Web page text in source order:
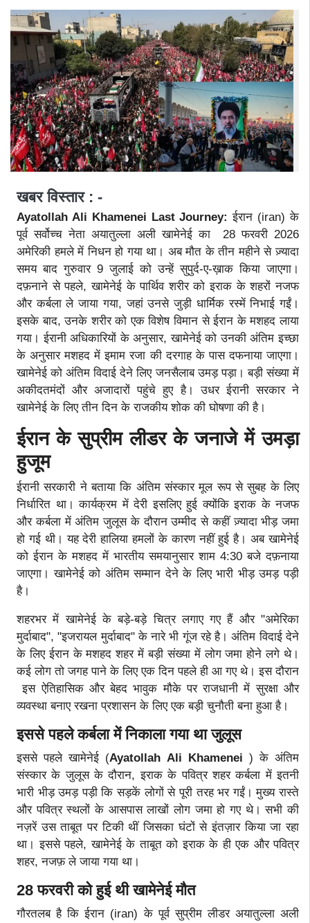
खबर विस्तार : -
Ayatollah Ali Khamenei Last Journey:ईरान (iran) के
पूर्व सर्वोच्च नेता अयातुल्ला अली खामेनेई का 28 फरवरी 2026
अमेरिकी हमले में निधन हो गया था। अब मौत के तीन महीने से ज़्यादा
समय बाद गुरुवार 9 जुलाई को उन्हें सुपुर्द-ए-ख़ाक किया जाएगा।
दफ़नाने से पहले, खामेनेई के पार्थिव शरीर को इराक के शहरों नजफ
और कर्बला ले जाया गया, जहां उनसे जुड़ी धार्मिक रस्में निभाई गईं।
इसके बाद, उनके शरीर को एक विशेष विमान से ईरान के मशहद लाया
गया। ईरानी अधिकारियों के अनुसार, खामेनेई को उनकी अंतिम इच्छा
के अनुसार मशहद में इमाम रजा की दरगाह के पास दफनाया जाएगा।
खामेनेई को अंतिम विदाई देने लिए जनसैलाब उमड़ पड़ा। बड़ी संख्या में
अकीदतमंदों और अजादारों पहुंचे हुए है। उधर ईरानी सरकार ने
खामेनेई के लिए तीन दिन के राजकीय शोक की घोषणा की है।
ईरान के सुप्रीम लीडर के जनाजे में उमड़ा
हुजूम
ईरानी सरकारी ने बताया कि अंतिम संस्कार मूल रूप से सुबह के लिए
निर्धारित था। कार्यक्रम में देरी इसलिए हुई क्योंकि इराक के नजफ
और कर्बला में अंतिम जुलूस के दौरान उम्मीद से कहीं ज़्यादा भीड़ जमा
हो गई थी। यह देरी हालिया हमलों के कारण नहीं हुई है। अब खामेनेई
को ईरान के मशहद में भारतीय समयानुसार शाम 4:30 बजे दफ़नाया
जाएगा। खामेनेई को अंतिम सम्मान देने के लिए भारी भीड़ उमड़ पड़ी
है।
शहरभर में खामेनेई के बड़े-बड़े चित्र लगाए गए हैं और "अमेरिका
मुर्दाबाद", "इजरायल मुर्दाबाद" के नारे भी गूंज रहे है। अंतिम विदाई देने
के लिए ईरान के मशहद शहर में बड़ी संख्या में लोग जमा होने लगे थे।
कई लोग तो जगह पाने के लिए एक दिन पहले ही आ गए थे। इस दौरान
इस ऐतिहासिक और बेहद भावुक मौके पर राजधानी में सुरक्षा और
व्यवस्था बनाए रखना प्रशासन के लिए एक बड़ी चुनौती बना हुआ है।
इससे पहले कर्बला में निकाला गया था जुलूस
इससे पहले खामेनेई (Ayatollah Ali Khamenei ) के अंतिम
संस्कार के जुलूस के दौरान, इराक के पवित्र शहर कर्बला में इतनी
भारी भीड़ उमड़ पड़ी कि सड़कें लोगों से पूरी तरह भर गईं। मुख्य रास्ते
और पवित्र स्थलों के आसपास लाखों लोग जमा हो गए थे। सभी की
नज़रें उस ताबूत पर टिकी थीं जिसका घंटों से इंतज़ार किया जा रहा
था। इससे पहले, खामेनेई के ताबूत को इराक के ही एक और पवित्र
शहर, नजफ़ ले जाया गया था।
28 फरवरी को हुई थी खामेनेई मौत
गौरतलब है कि ईरान (iran) के पूर्व सुप्रीम लीडर अयातुल्ला अली